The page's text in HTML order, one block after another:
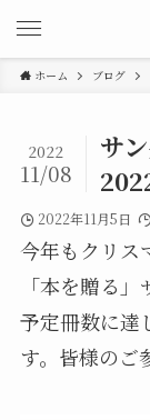
ホーム ブログ
サ
2022
11/08
2022年11月5日
今年もクリス
「本を贈る
予定冊数に達
す。皆様の